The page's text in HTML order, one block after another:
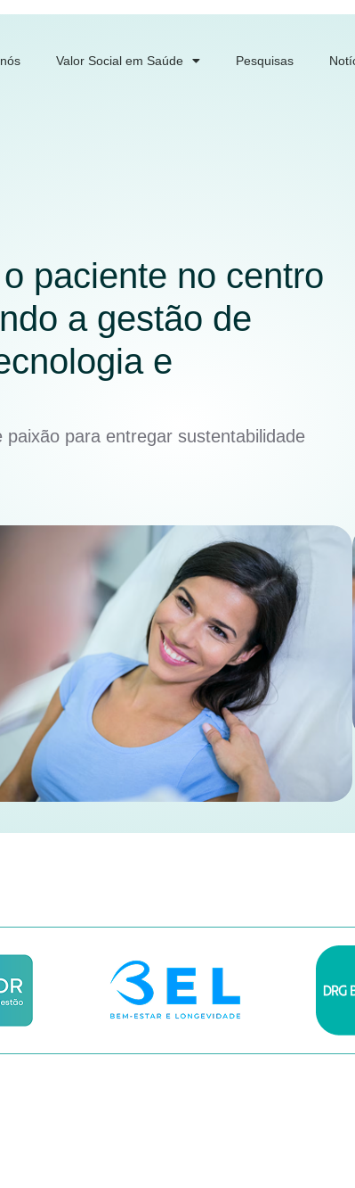
Valor Social em Saúde Pesquisas
paciente no centro
a gestão de
e
para entregar sustentabilidade